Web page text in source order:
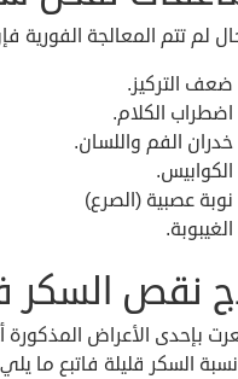
لم تتم المعالجة الفورية
ضعف التركيز.
اضطراب الكلام.
خدران الفم واللسان.
الكوابيس.
نوبة عصبية (الصرع)
الغيبوبة.
نقص السكر
بإحدى الأعراض
السكر قليلة فاتبع ما